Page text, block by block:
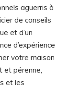
aguerris à
de conseils
et d’un
d’expérience
votre maison
et pérenne,
et les